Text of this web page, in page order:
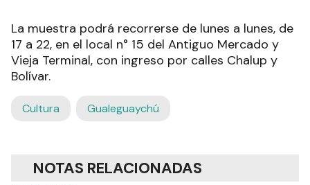
La muestra podrá recorrerse de lunes a lunes, de
17 a 22, en el local n° 15 del Antiguo Mercado y
Vieja Terminal, con ingreso por calles Chalup y
Bolívar.
Cultura Gualeguaychú
NOTAS RELACIONADAS